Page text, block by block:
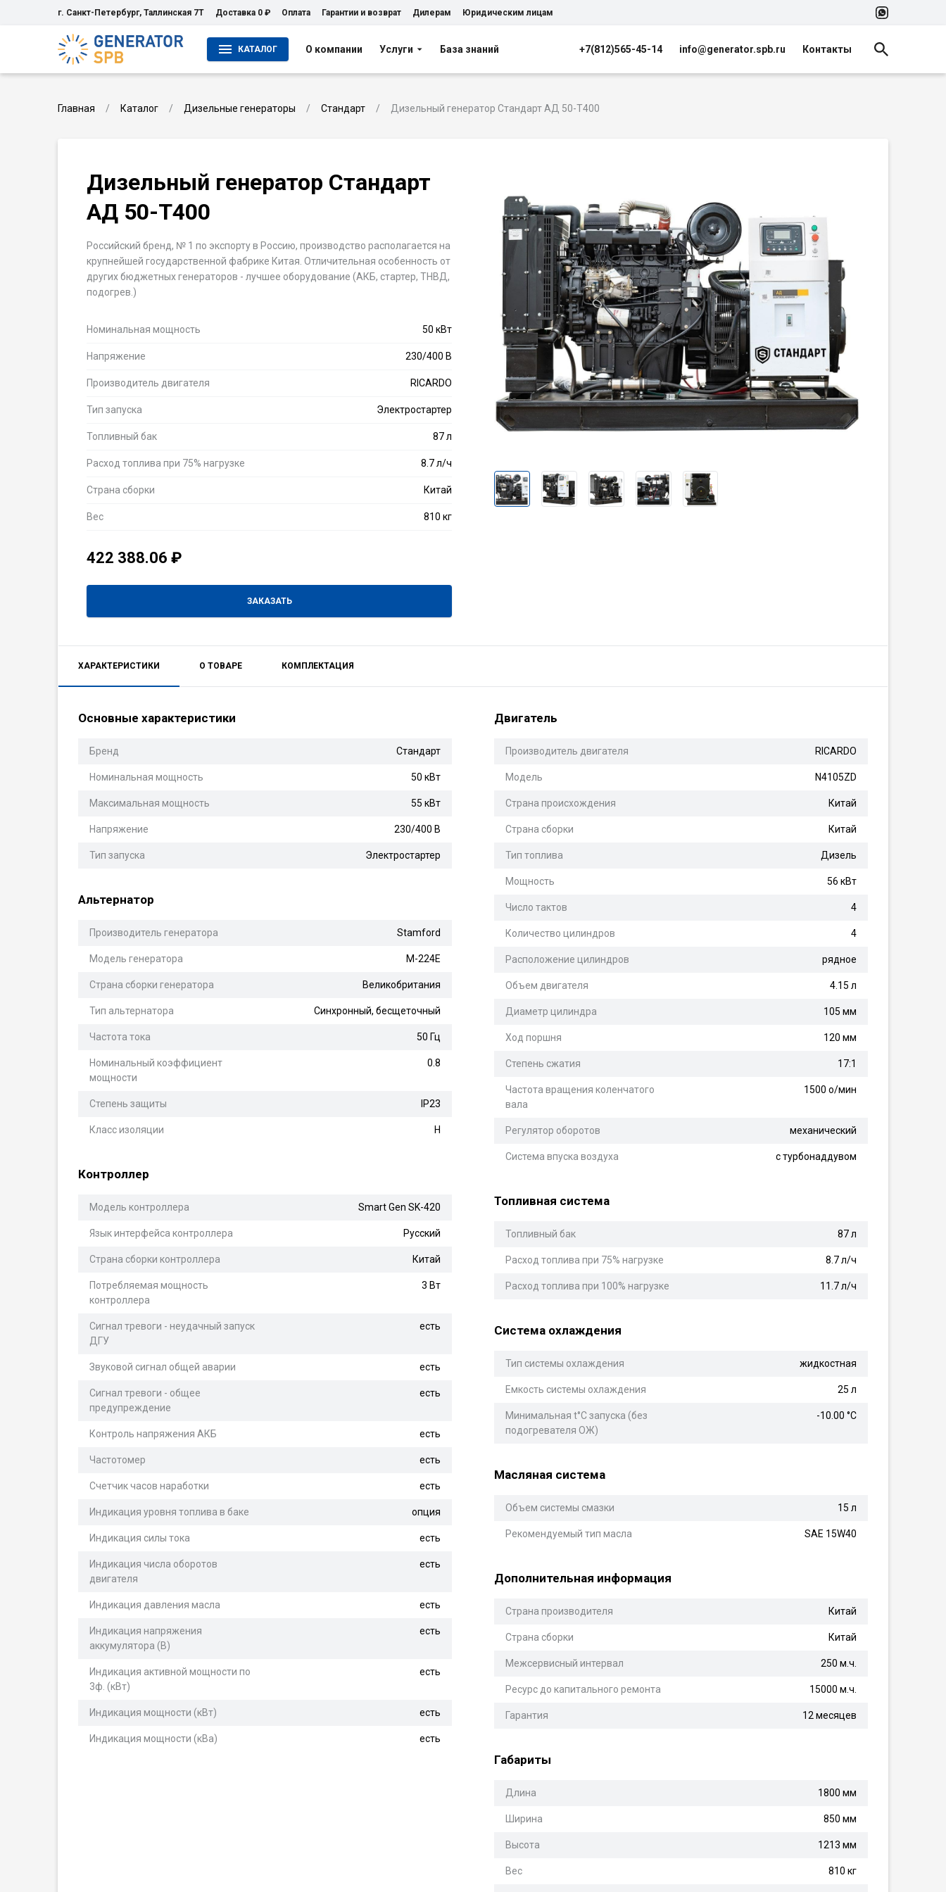
г. Санкт-Петербург, Таллинская 7Т Доставка 0 ₽ Оплата Гарантии и возврат Дилерам Юридическим лицам
КАТАЛОГ О компании Услуги База знаний +7(812)565-45-14 info@generator.spb.ru Контакты
Главная Каталог Дизельные генераторы Стандарт Дизельный генератор Стандарт АД 50-T400
Дизельный генератор Стандарт
АД 50-T400
Российский бренд, № 1 по экспорту в Россию, производство располагается на
крупнейшей государственной фабрике Китая. Отличительная особенность от
других бюджетных генераторов - лучшее оборудование (АКБ, стартер, ТНВД,
подогрев.)
Номинальная мощность 50 кВт
Напряжение 230/400 В
Производитель двигателя RICARDO
Тип запуска Электростартер
Топливный бак 87 л
Расход топлива при 75% нагрузке 8.7 л/ч
Страна сборки Китай
Вес 810 кг
422 388.06 ₽
ЗАКАЗАТЬ
ХАРАКТЕРИСТИКИ О ТОВАРЕ КОМПЛЕКТАЦИЯ
Основные характеристики
Бренд Стандарт
Номинальная мощность 50 кВт
Максимальная мощность 55 кВт
Напряжение 230/400 В
Тип запуска Электростартер
Двигатель
Производитель двигателя RICARDO
Модель N4105ZD
Страна происхождения Китай
Страна сборки Китай
Тип топлива Дизель
Мощность 56 кВт
Число тактов 4
Количество цилиндров 4
Расположение цилиндров рядное
Объем двигателя 4.15 л
Диаметр цилиндра 105 мм
Ход поршня 120 мм
Степень сжатия 17:1
Частота вращения коленчатого
вала
1500 о/мин
Регулятор оборотов механический
Система впуска воздуха с турбонаддувом
Альтернатор
Производитель генератора Stamford
Модель генератора M-224E
Страна сборки генератора Великобритания
Тип альтернатора Синхронный, бесщеточный
Частота тока 50 Гц
Номинальный коэффициент
мощности
0.8
Степень защиты IP23
Класс изоляции H
Контроллер
Модель контроллера Smart Gen SK-420
Язык интерфейса контроллера Русский
Страна сборки контроллера Китай
Потребляемая мощность
контроллера
3 Вт
Сигнал тревоги - неудачный запуск
ДГУ
есть
Звуковой сигнал общей аварии есть
Сигнал тревоги - общее
предупреждение
есть
Контроль напряжения АКБ есть
Частотомер есть
Счетчик часов наработки есть
Индикация уровня топлива в баке опция
Индикация силы тока есть
Индикация числа оборотов
двигателя
есть
Индикация давления масла есть
Индикация напряжения
аккумулятора (В)
есть
Индикация активной мощности по
3ф. (кВт)
есть
Индикация мощности (кВт) есть
Индикация мощности (кВа) есть
Топливная система
Топливный бак 87 л
Расход топлива при 75% нагрузке 8.7 л/ч
Расход топлива при 100% нагрузке 11.7 л/ч
Система охлаждения
Тип системы охлаждения жидкостная
Емкость системы охлаждения 25 л
Минимальная t°С запуска (без
подогревателя ОЖ)
-10.00 °С
Масляная система
Объем системы смазки 15 л
Рекомендуемый тип масла SAE 15W40
Дополнительная информация
Страна производителя Китай
Страна сборки Китай
Межсервисный интервал 250 м.ч.
Ресурс до капитального ремонта 15000 м.ч.
Гарантия 12 месяцев
Габариты
Длина 1800 мм
Ширина 850 мм
Высота 1213 мм
Вес 810 кг